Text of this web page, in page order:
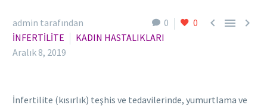
0 0   
admin tarafından
İNFERTİLİTE
KADIN HASTALIKLARI
Aralık 8, 2019
İnfertilite (kısırlık) teşhis ve tedavilerinde, yumurtlama ve